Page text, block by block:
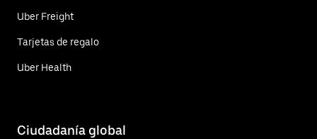
Uber Freight
Tarjetas de regalo
Uber Health
Ciudadanía global